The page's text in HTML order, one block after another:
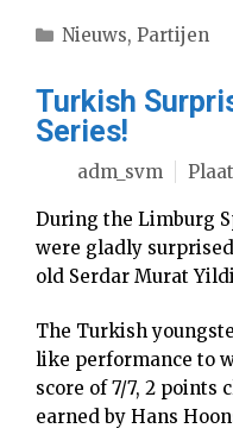
Categorieën
Nieuws, Partijen
Turkish
Series!
adm_svm
During the Limburg
were gladly
old Serdar Murat
The Turkish
like performance to
score of 7/7, 2 points
earned by Hans